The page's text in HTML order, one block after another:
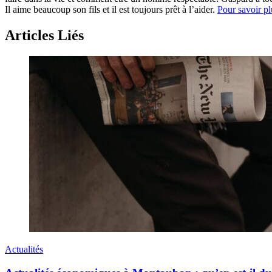
Il aime beaucoup son fils et il est toujours prêt à l’aider. Pour savoir
Articles Liés
Actualités